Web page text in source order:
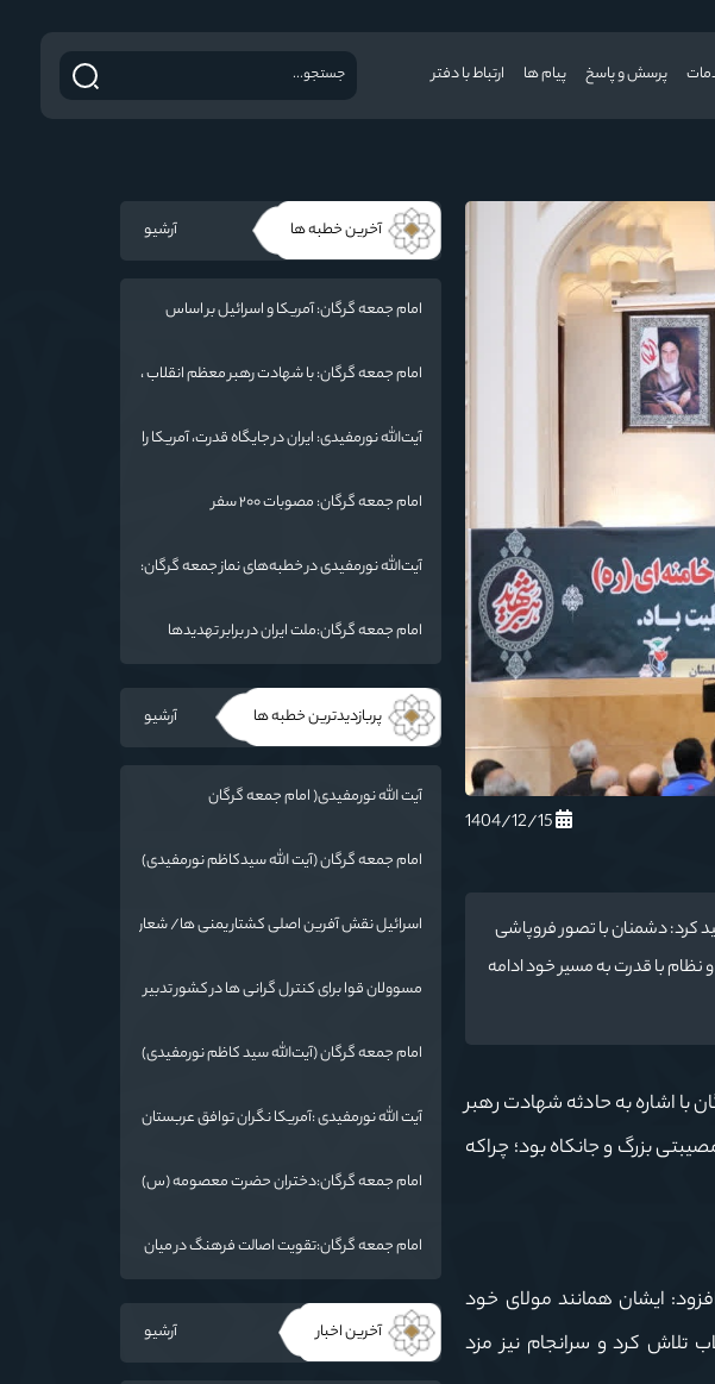
پرسش و پاسخ پیام ها ارتباط با دفتر
1404/12/15
کرد: دشمنان با تصور فروپاشی
نظام با قدرت به مسیر خود ادامه
جمعه گرگان با اشاره به حادثه شهادت رهبر
بزرگ و جانکاه بود؛ چراکه
ایشان همانند مولای خود
تلاش کرد و سرانجام نیز مزد
آخرین خطبه ها آرشیو
امام جمعه گرگان: آمریکا و اسرائیل بر اساس
راهبردی واشنگتن در تجاوز به ایران
امام جمعه گرگان: با شهادت رهبر معظم انقلاب ،
آیت‌الله نورمفیدی: ایران در جایگاه قدرت، آمریکا را
دشمن از جنگ نظامی سخت‌تر است
امام جمعه گرگان: مصوبات ۲۰۰ سفر
ما فرو بردن ناوگان شما در قعر دریا خواهد بود
آیت‌الله نورمفیدی در خطبه‌های نماز جمعه گرگان:
اصول عزت‌مداری باشد
امام جمعه گرگان:ملت ایران در برابر تهدیدها
پربازدیدترین خطبه ها آرشیو
آیت الله نورمفیدی( امام جمعه گرگان
جهان غیرقابل باور است
امام جمعه گرگان (آیت الله سیدکاظم نورمفیدی)
خراسان زیاد شد
اسرائیل نقش آفرین اصلی کشتار یمنی ها/ شعار
مسوولان قوا برای کنترل گرانی ها در کشور تدبیر
امام جمعه گرگان (آیت‌الله سید کاظم نورمفیدی)
است
آیت الله نورمفیدی :آمریکا نگران توافق عربستان
امام جمعه گرگان:دختران حضرت معصومه (س)
مقاومت بود
امام جمعه گرگان:تقویت اصالت فرهنگ در میان
آخرین اخبار آرشیو